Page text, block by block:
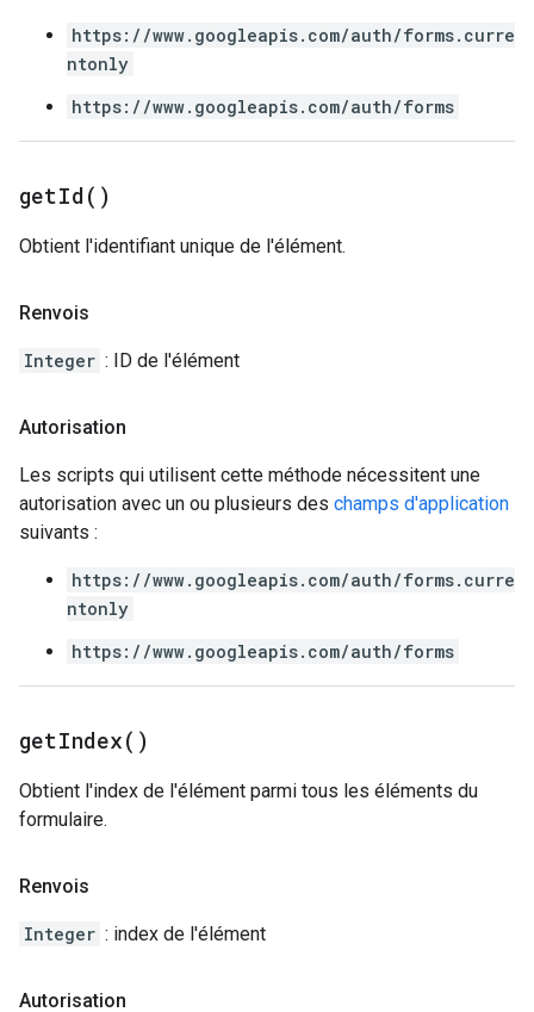
https://www.googleapis.com/auth/forms.curre
ntonly
https://www.googleapis.com/auth/forms
getId( )
Obtient l'identifiant unique de l'élément.
Renvois
Integer : ID de l'élément
Autorisation
Les scripts qui utilisent cette méthode nécessitent une
autorisation avec un ou plusieurs des champs d'application
suivants :
https://www.googleapis.com/auth/forms.curre
ntonly
https://www.googleapis.com/auth/forms
getIndex( )
Obtient l'index de l'élément parmi tous les éléments du
formulaire.
Renvois
Integer : index de l'élément
Autorisation